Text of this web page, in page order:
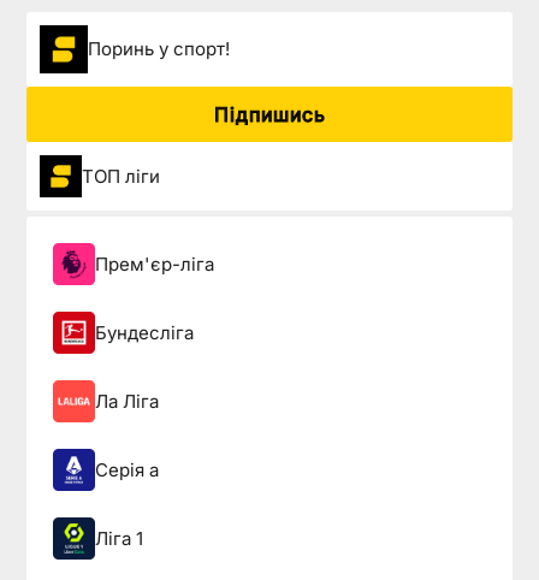
Поринь у спорт!
Підпишись
ТОП ліги
Прем'єр-ліга
Бундесліга
Ла Ліга
Серія а
Ліга 1